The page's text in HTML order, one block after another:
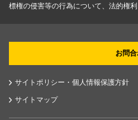
標権の侵害等の行為について、法的権
お問
サイトポリシー・個人情報保護方針
サイトマップ